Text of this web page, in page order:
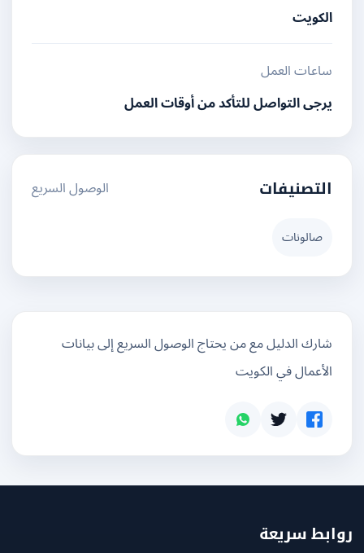
الكويت
ساعات العمل
يرجى التواصل للتأكد من أوقات العمل
التصنيفات الوصول السريع
صالونات
شارك الدليل مع من يحتاج الوصول السريع إلى بيانات
الأعمال في الكويت
سريعة